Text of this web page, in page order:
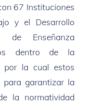
67 Instituciones
y el Desarrollo
Enseñanza
dentro de la
por la cual estos
para garantizar la
la normatividad